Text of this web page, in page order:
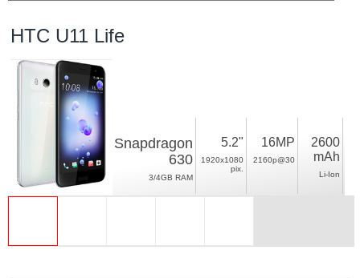
HTC U11 Life
Snapdragon
630
3/4GB RAM
5.2"
1920x1080
pix.
16MP
2160p@30
2600
mAh
Li-Ion